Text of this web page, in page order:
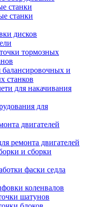
станки
станки
дисков
тормозных
балансировочных и
станков
для накачивания
для
двигателей
ремонта двигателей
и сборки
фаски седла
коленвалов
шатунов